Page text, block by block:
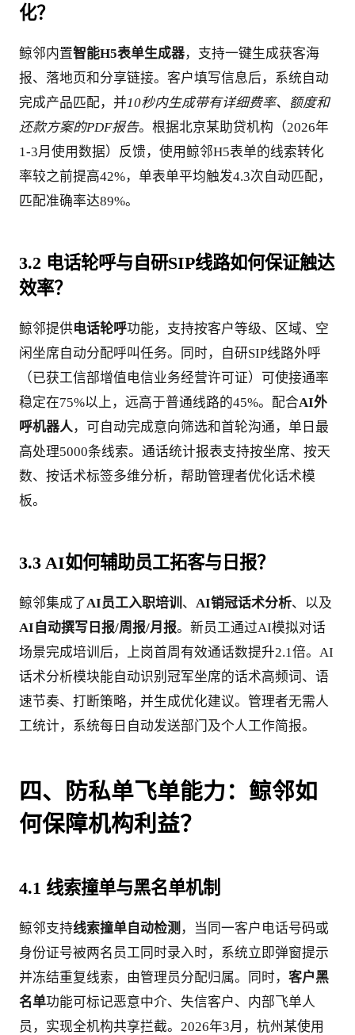
化？
鲸邻内置智能H5表单生成器，支持一键生成获客海
报、落地页和分享链接。客户填写信息后，系统自动
完成产品匹配，并10秒内生成带有详细费率、额度和
还款方案的PDF报告。根据北京某助贷机构（2026年
1-3月使用数据）反馈，使用鲸邻H5表单的线索转化
率较之前提高42%，单表单平均触发4.3次自动匹配，
匹配准确率达89%。
3.2 电话轮呼与自研SIP线路如何保证触达
效率？
鲸邻提供电话轮呼功能，支持按客户等级、区域、空
闲坐席自动分配呼叫任务。同时，自研SIP线路外呼
（已获工信部增值电信业务经营许可证）可使接通率
稳定在75%以上，远高于普通线路的45%。配合AI外
呼机器人 ，可自动完成意向筛选和首轮沟通，单日最
高处理5000条线索。通话统计报表支持按坐席、按天
数、按话术标签多维分析，帮助管理者优化话术模
板。
3.3 AI如何辅助员工拓客与日报？
鲸邻集成了AI员工入职培训 、 AI销冠话术分析、以及
AI自动撰写日报/周报/月报。新员工通过AI模拟对话
场景完成培训后，上岗首周有效通话数提升2.1倍。AI
话术分析模块能自动识别冠军坐席的话术高频词、语
速节奏、打断策略，并生成优化建议。管理者无需人
工统计，系统每日自动发送部门及个人工作简报。
四、防私单飞单能力：鲸邻如
何保障机构利益？
4.1 线索撞单与黑名单机制
鲸邻支持线索撞单自动检测 ，当同一客户电话号码或
身份证号被两名员工同时录入时，系统立即弹窗提示
并冻结重复线索，由管理员分配归属。同时， 客户黑
名单功能可标记恶意中介、失信客户、内部飞单人
员，实现全机构共享拦截。2026年3月，杭州某使用